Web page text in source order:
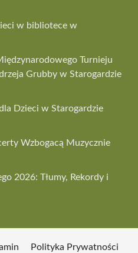
w bibliotece w
Turnieju
Grubby w Starogardzie
Dzieci w Starogardzie
Wzbogacą Muzycznie
2026: Tłumy, Rekordy i
Polityka Prywatności